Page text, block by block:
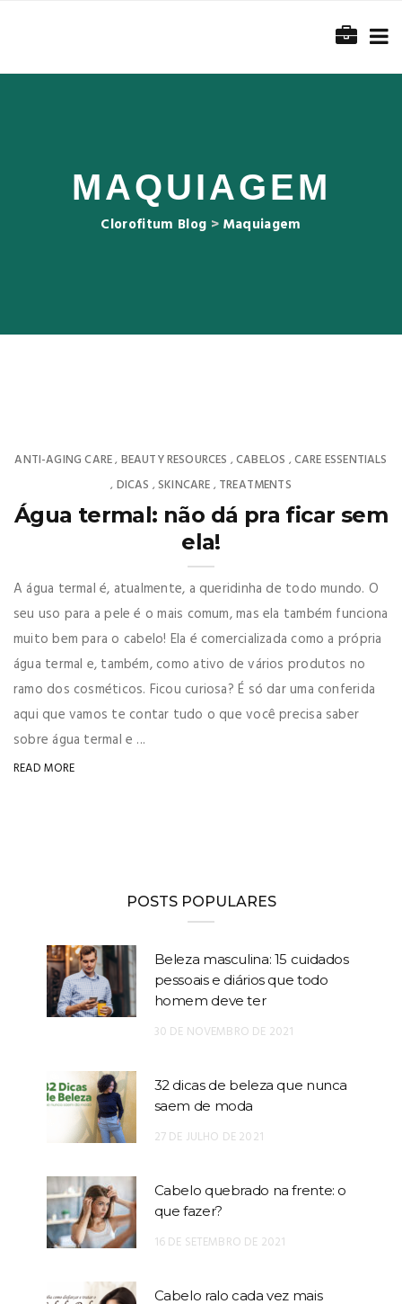
MAQUIAGEM
Clorofitum Blog > Maquiagem
ANTI-AGING CARE, BEAUTY RESOURCES ,CABELOS ,CARE ESSENTIALS
, DICAS ,SKINCARE , TREATMENTS
Água termal: não dá pra ficar sem
ela!
A água termal é, atualmente, a queridinha de todo mundo. O
seu uso para a pele é o mais comum, mas ela também funciona
muito bem para o cabelo! Ela é comercializada como a própria
água termal e, também, como ativo de vários produtos no
ramo dos cosméticos. Ficou curiosa? É só dar uma conferida
aqui que vamos te contar tudo o que você precisa saber
sobre água termal e ...
READ MORE
POSTS POPULARES
Beleza masculina: 15 cuidados
pessoais e diários que todo
homem deve ter
30 DE NOVEMBRO DE 2021
32 dicas de beleza que nunca
saem de moda
27 DE JULHO DE 2021
Cabelo quebrado na frente: o
que fazer?
16 DE SETEMBRO DE 2021
Cabelo ralo cada vez mais